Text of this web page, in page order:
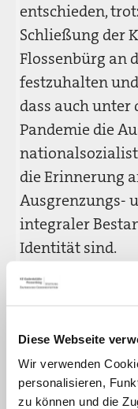
Diese Webseite
Wir verwenden
personalisieren,
zu können und die
entschieden,
Schließung der
Flossenbürg an
festzuhalten
dass auch unter
Pandemie die
die Erinnerung
Ausgrenzungs-
integraler
Identität sind.
Bereits seit
damit einer der
sich zu diesem